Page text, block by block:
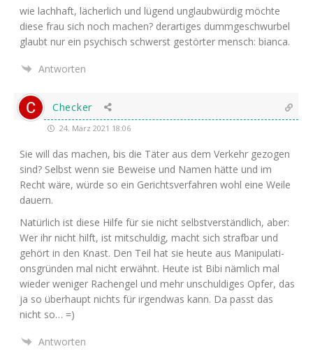
wie lach­haft, lächer­lich und lügend unglaub­wür­dig möch­te
die­se frau sich noch machen? der­ar­ti­ges dumm­ge­schwur­bel
glaubt nur ein psy­chisch schwerst gestör­ter mensch: bianca.
Antworten
Checker
24. März 2021 18:06
Sie will das machen, bis die Täter aus dem Ver­kehr gezo­gen
sind? Selbst wenn sie Bewei­se und Namen hät­te und im
Recht wäre, wür­de so ein Gerichts­ver­fah­ren wohl eine Wei­le
dauern.
Natür­lich ist die­se Hil­fe für sie nicht selbst­ver­ständ­lich, aber:
Wer ihr nicht hilft, ist mit­schul­dig, macht sich straf­bar und
gehört in den Knast. Den Teil hat sie heu­te aus Mani­pu­la­ti­
ons­grün­den mal nicht erwähnt. Heu­te ist Bibi näm­lich mal
wie­der weni­ger Rachen­gel und mehr unschul­di­ges Opfer, das
ja so über­haupt nichts für irgend­was kann. Da passt das
nicht so… =)
Antworten